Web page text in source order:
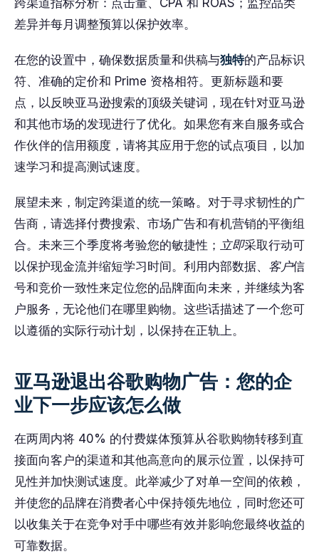
跨渠道指标分析：点击量、CPA 和 ROAS；监控品类
差异并每月调整预算以保护效率。
在您的设置中，确保数据质量和供稿与独特的产品标识
符、准确的定价和 Prime 资格相符。更新标题和要
点，以反映亚马逊搜索的顶级关键词，现在针对亚马逊
和其他市场的发现进行了优化。如果您有来自服务或合
作伙伴的信用额度，请将其应用于您的试点项目，以加
速学习和提高测试速度。
展望未来，制定跨渠道的统一策略。对于寻求韧性的广
告商，请选择付费搜索、市场广告和有机营销的平衡组
合。未来三个季度将考验您的敏捷性； 立即采取行动可
以保护现金流并缩短学习时间。利用内部数据、 客户信
号和竞价一致性来定位您的品牌面向未来，并继续为客
户服务，无论他们在哪里购物。这些话描述了一个您可
以遵循的实际行动计划，以保持在正轨上。
亚马逊退出谷歌购物广告：您的企
业下一步应该怎么做
在两周内将 40% 的付费媒体预算从谷歌购物转移到直
接面向客户的渠道和其他高意向的展示位置，以保持可
见性并加快测试速度。此举减少了对单一空间的依赖，
并使您的品牌在消费者心中保持领先地位，同时您还可
以收集关于在竞争对手中哪些有效并影响您最终收益的
可靠数据。